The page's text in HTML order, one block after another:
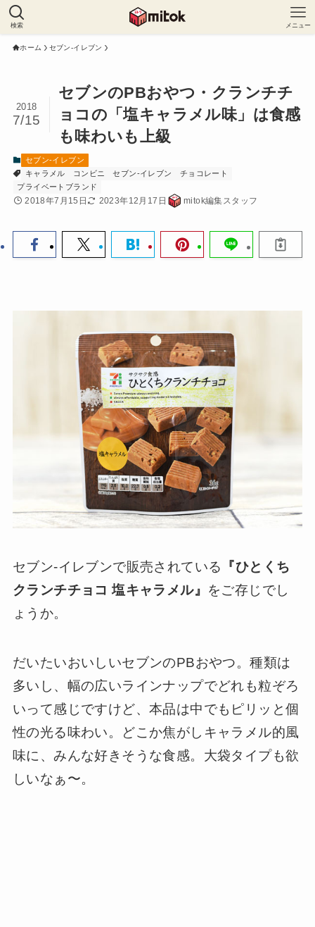
検索 メニュー
ホーム セブン-イレブン
セブンのPBおやつ・クランチチ
ョコの「塩キャラメル味」は食感
も味わいも上級
2018
7/15
セブン-イレブン
キャラメル
コンビニ セブン-イレブン
チョコレート
プライベートブランド
2018年7月15日 2023年12月17日 mitok編集スタッフ
セブン-イレブンで販売されている
『ひとくち
クランチチョコ 塩キャラメル』 をご存じでし
ょうか。
だいたいおいしいセブンのPBおやつ。種類は
多いし、幅の広いラインナップでどれも粒ぞろ
いって感じですけど、本品は中でもピリッと個
性の光る味わい。どこか焦がしキャラメル的風
味に、みんな好きそうな食感。大袋タイプも欲
しいなぁ〜。